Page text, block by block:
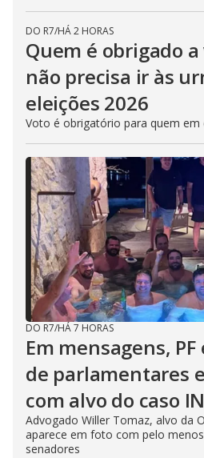
DO R7/HÁ 2 HORAS
Quem é obrigado
não precisa ir às
eleições 2026
Voto é obrigatório para quem em
DO R7/HÁ 7 HORAS
Em mensagens,
de parlamentares
com alvo do caso
Advogado Willer Tomaz, alvo da
aparece em foto com pelo
senadores